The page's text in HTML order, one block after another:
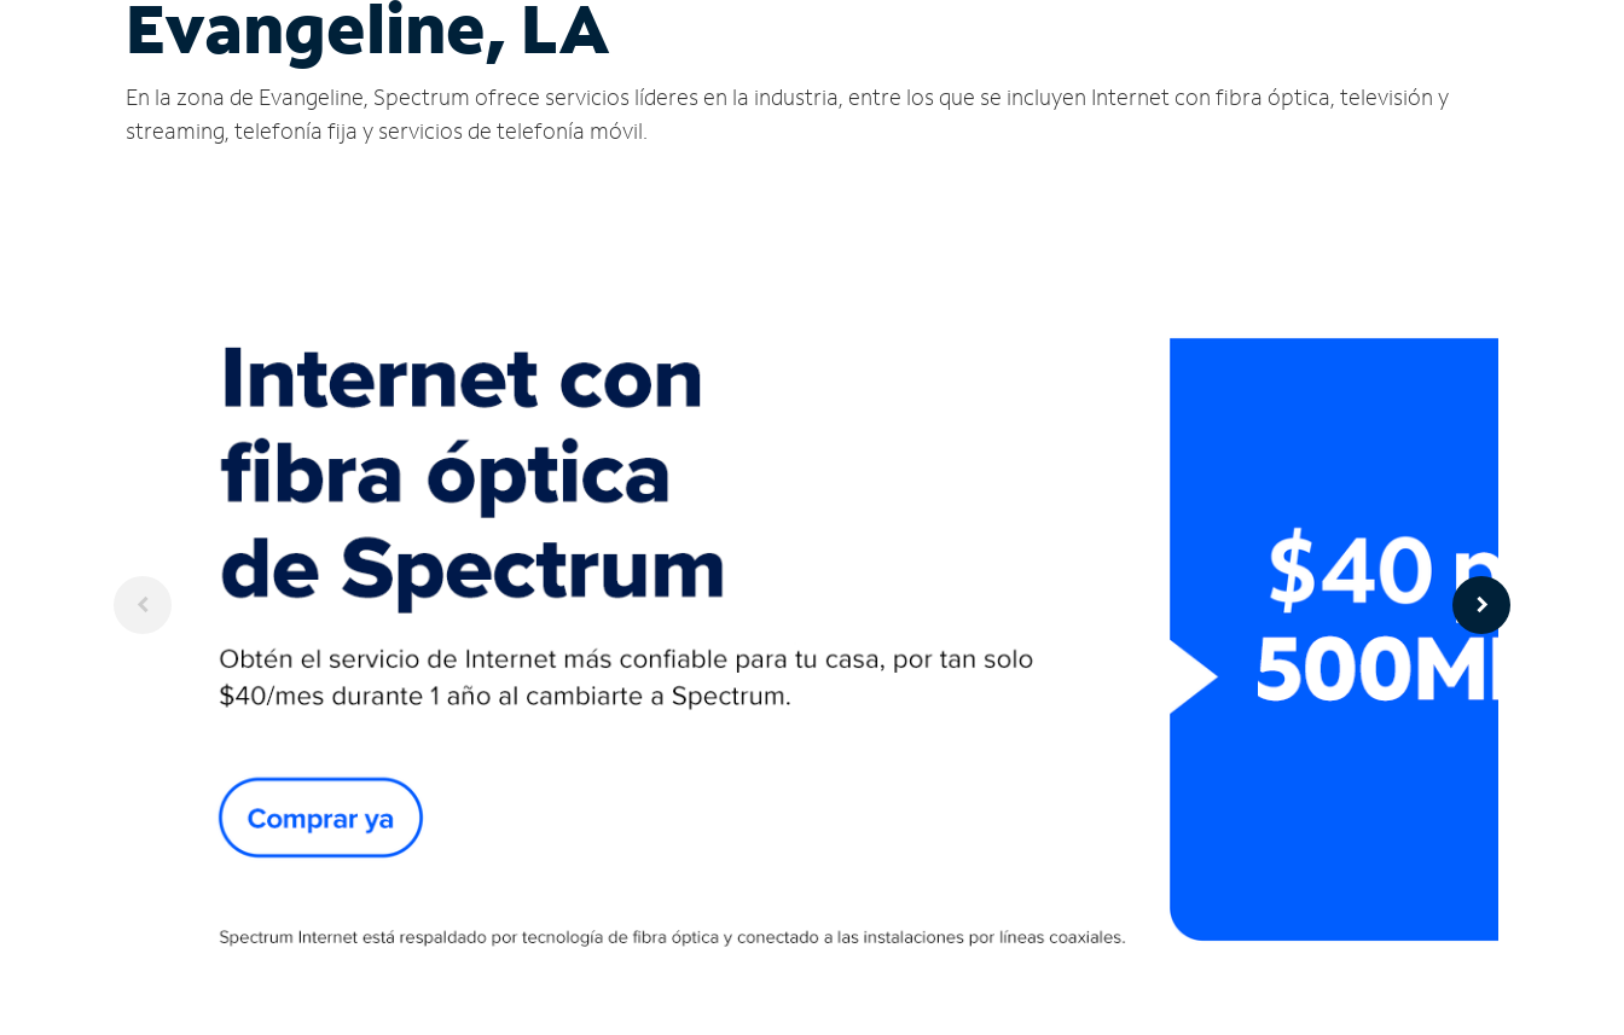
Evangeline, LA
En la zona de Evangeline, Spectrum ofrece servicios líderes en la industria, entre los que se incluyen Internet con fibra óptica, televisión y
streaming, telefonía fija y servicios de telefonía móvil.